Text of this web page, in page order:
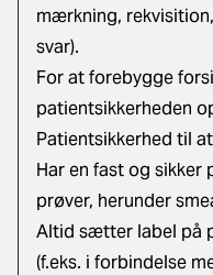
mærkning,
svar).
For at forebygge
patientsikkerheden
Patientsikkerhed til
Har en fast og
prøver, herunder
Altid sætter label på
(f.eks. i forbindelse